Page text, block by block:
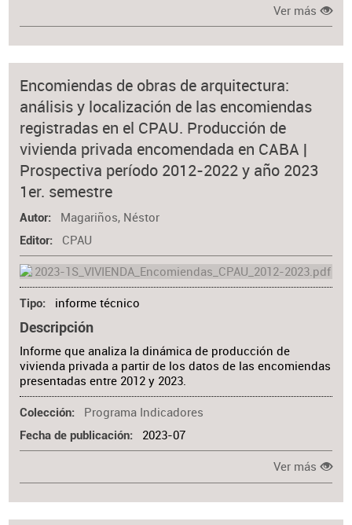
Ver más
Encomiendas de obras de arquitectura:
análisis y localización de las encomiendas
registradas en el CPAU. Producción de
vivienda privada encomendada en CABA |
Prospectiva período 2012-2022 y año 2023
1er. semestre
Autor Magariños, Néstor
Editor CPAU
Tipo informe técnico
Descripción
Informe que analiza la dinámica de producción de
vivienda privada a partir de los datos de las encomiendas
presentadas entre 2012 y 2023.
Colección Programa Indicadores
Fecha de publicación 2023-07
Ver más